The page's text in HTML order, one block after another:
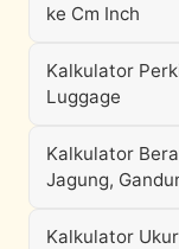
ke Cm Inch
Kalkulator
Luggage
Kalkulator
Jagung,
Kalkulator